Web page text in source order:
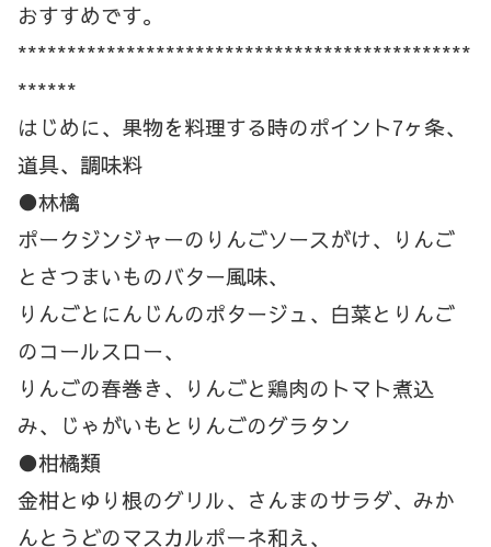
おすすめです。
**********************************************
******
はじめに、果物を料理する時のポイント7ヶ条、
道具、調味料
●林檎
ポークジンジャーのりんごソースがけ、りんご
とさつまいものバター風味、
りんごとにんじんのポタージュ、白菜とりんご
のコールスロー、
りんごの春巻き、りんごと鶏肉のトマト煮込
み、じゃがいもとりんごのグラタン
●柑橘類
金柑とゆり根のグリル、さんまのサラダ、みか
んとうどのマスカルポーネ和え、